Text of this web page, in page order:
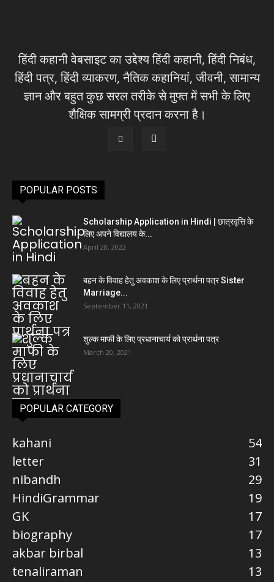
हिंदी कहानी वेबसाइट का उद्देश्य हिंदी कहानी, हिंदी निबंध,
हिंदी पत्र, हिंदी व्याकरण, नैतिक कहानियां, जीवनी, सामान्य
ज्ञान और बहुत कुछ सरल तरीके से मुफ्त में सभी के लिए
शैक्षिक सामग्री प्रदान करना है।
POPULAR POSTS
Scholarship Application in Hindi | छात्रवृत्ति के
लिए अपने विद्यालय के...
April 28, 2022
बहन के विवाह हेतु अवकाश के लिए प्रार्थना पत्र Sister
Marriage...
September 11, 2021
शुल्क माफी के लिए प्रधानाचार्य को प्रार्थना पत्र
March 20, 2021
POPULAR CATEGORY
kahani
54
letter
31
nibandh
29
HindiGrammar
19
GK
17
biography
17
akbar birbal
13
tenaliraman
13